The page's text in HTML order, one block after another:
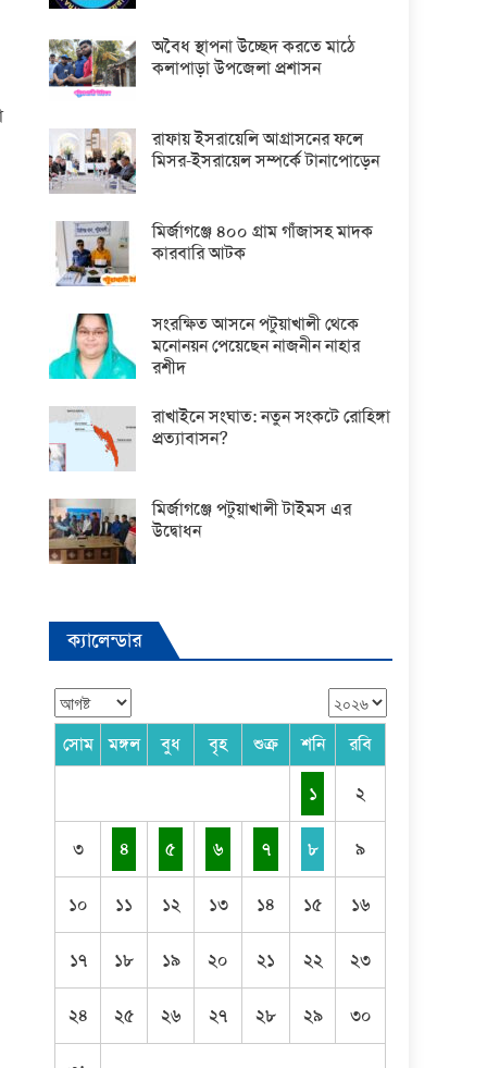
অবৈধ স্থাপনা উচ্ছেদ করতে মাঠে
কলাপাড়া উপজেলা প্রশাসন
রাফায় ইসরায়েলি আগ্রাসনের ফলে
মিসর-ইসরায়েল সম্পর্কে টানাপোড়েন
মির্জাগঞ্জে ৪০০ গ্রাম গাঁজাসহ মাদক
কারবারি আটক
সংরক্ষিত আসনে পটুয়াখালী থেকে
মনোনয়ন পেয়েছেন নাজনীন নাহার
রশীদ
রাখাইনে সংঘাত: নতুন সংকটে রোহিঙ্গা
প্রত্যাবাসন?
মির্জাগঞ্জে পটুয়াখালী টাইমস এর
উদ্বোধন
ক্যালেন্ডার
সোম মঙ্গল বুধ বৃহ শুক্র শনি রবি
১ ২
৩ ৪ ৫ ৬ ৭ ৮ ৯
১০ ১১ ১২ ১৩ ১৪ ১৫ ১৬
১৭ ১৮ ১৯ ২০ ২১ ২২ ২৩
২৪ ২৫ ২৬ ২৭ ২৮ ২৯ ৩০